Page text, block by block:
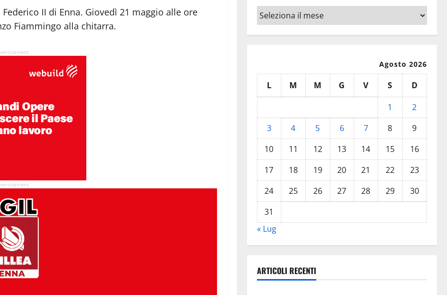
II di Enna. Giovedì 21 maggio alle ore
Fiammingo alla chitarra.
Archivi
Agosto 2026
L M M G V S
D
1
2
3
4 5 6 7 8
9
10
11 12 13 14 15
16
17
18 19 20 21 22
23
24
25 26 27 28 29
30
31
« Lug
ARTICOLI RECENTI